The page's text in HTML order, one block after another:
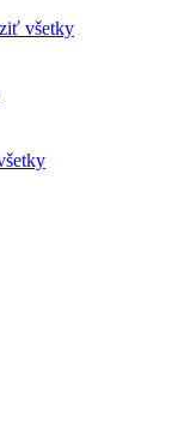
všetky